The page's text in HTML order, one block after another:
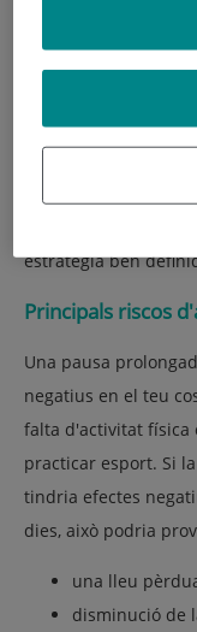
poden interrompre
estratègia ben
Principals riscos
Una pausa
negatius en el teu
falta d'activitat física
practicar esport. Si
tindria efectes
dies, això podria
una lleu
disminució de